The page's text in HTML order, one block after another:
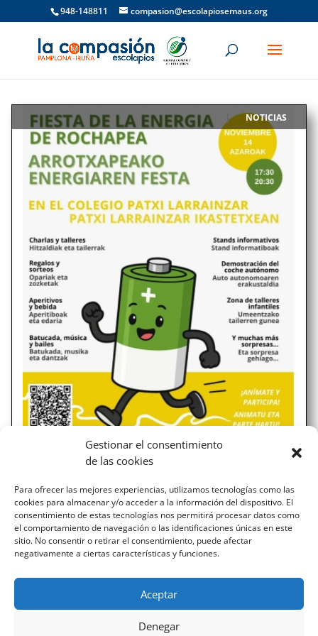
Gestionar el consentimiento
de las cookies
Para ofrecer las mejores experiencias, utilizamos tecnologías como las
cookies para almacenar y/o acceder a la información del dispositivo. El
consentimiento de estas tecnologías nos permitirá procesar datos como
el comportamiento de navegación o las identificaciones únicas en este
sitio. No consentir o retirar el consentimiento, puede afectar
negativamente a ciertas características y funciones.
Aceptar
Denegar
948-148811 compasion@escolapiosemaus.org
Fiesta de la Energía
| NOTICIAS
Este 14 de noviembre viernes, de 17,30h a 20,30h, en el
colegio Patxi Larrainzar se llevará acabo una gran fiesta
de la energía. En ell, se llevarán a cabo charlas y talleres,
stands informativos, demostración del coche autónomo,